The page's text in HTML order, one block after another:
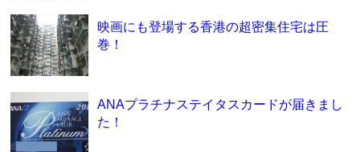
映画にも登場する香港の超密集住宅は圧
巻！
ANAプラチナステイタスカードが届きまし
た！